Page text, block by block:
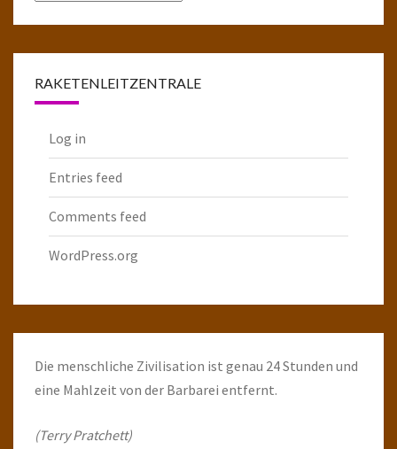
RAKETENLEITZENTRALE
Log in
Entries feed
Comments feed
WordPress.org
Die menschliche Zivilisation ist genau 24 Stunden und
eine Mahlzeit von der Barbarei entfernt.
(Terry Pratchett)